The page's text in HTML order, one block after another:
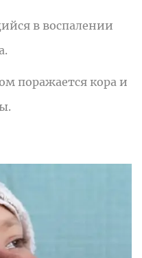
в воспалении
поражается кора и